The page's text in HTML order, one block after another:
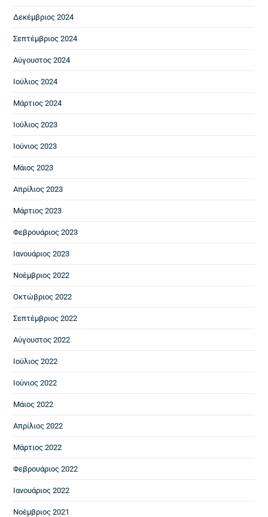
Δεκέμβριος 2024
Σεπτέμβριος 2024
Αύγουστος 2024
Ιούλιος 2024
Μάρτιος 2024
Ιούλιος 2023
Ιούνιος 2023
Μάιος 2023
Απρίλιος 2023
Μάρτιος 2023
Φεβρουάριος 2023
Ιανουάριος 2023
Νοέμβριος 2022
Οκτώβριος 2022
Σεπτέμβριος 2022
Αύγουστος 2022
Ιούλιος 2022
Ιούνιος 2022
Μάιος 2022
Απρίλιος 2022
Μάρτιος 2022
Φεβρουάριος 2022
Ιανουάριος 2022
Νοέμβριος 2021